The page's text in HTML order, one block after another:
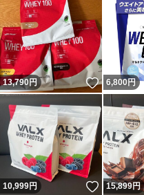
13,790円 いいね！
6,800円
10,999円 いいね！
15,899円